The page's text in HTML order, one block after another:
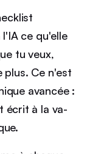
ce qu'elle
tu veux,
plus. Ce n'est
avancée :
écrit à la va-